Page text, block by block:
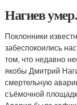
Нагиев
Поклонники
забеспокоились
том, что недавно
якобы Дмитрий
смертельную
съёмочной